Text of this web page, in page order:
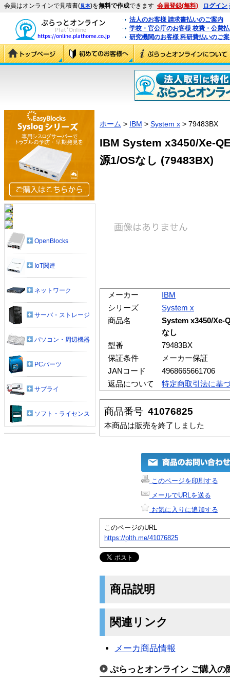
会員はオンラインで見積書(見本)を無料で作成できます 会員登録(無料) ログイン
法人のお客様 請求書払いのご案内
学校・官公庁のお客様 校費・公費
研究機関のお客様 科研費払いのご
ホーム > IBM > System x > 79483BX
IBM System x3450/Xe-
源1/OSなし (79483BX)
メーカー
IBM
シリーズ
System x
商品名
System x3450/Xe-
なし
型番
79483BX
保証条件
メーカー保証
JANコード
4968665661706
返品について
特定商取引法に基
商品番号 41076825
本商品は販売を終了しました
このページを印刷する
メールでURLを送る
お気に入りに追加する
このページのURL
https://plth.me/41076825
商品説明
関連リンク
メーカ商品情報
ぷらっとオンライン ご購入の
OpenBlocks
IoT関連
ネットワーク
サーバ・ストレージ
パソコン・周辺機器
PCパーツ
サプライ
ソフト・ライセンス